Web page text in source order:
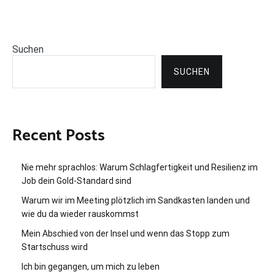
Suchen
SUCHEN
Recent Posts
Nie mehr sprachlos: Warum Schlagfertigkeit und Resilienz im
Job dein Gold-Standard sind
Warum wir im Meeting plötzlich im Sandkasten landen und
wie du da wieder rauskommst
Mein Abschied von der Insel und wenn das Stopp zum
Startschuss wird
Ich bin gegangen, um mich zu leben